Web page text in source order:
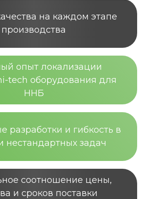
на каждом этапе
производства
опыт локализации
tech оборудования для
ННБ
разработки и гибкость в
нестандартных задач
соотношение цены,
и сроков поставки